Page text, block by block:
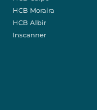
HCB Moraira
HCB Albir
Inscanner